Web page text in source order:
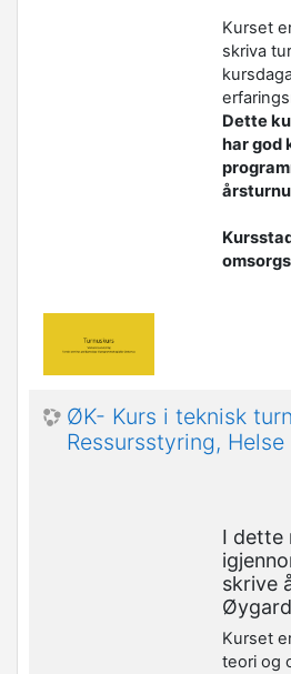
Kurset
skriva
Dette
har god
ØK- Kurs i teknisk
Ressursstyring,
I dette
skrive
Kurset
teori og